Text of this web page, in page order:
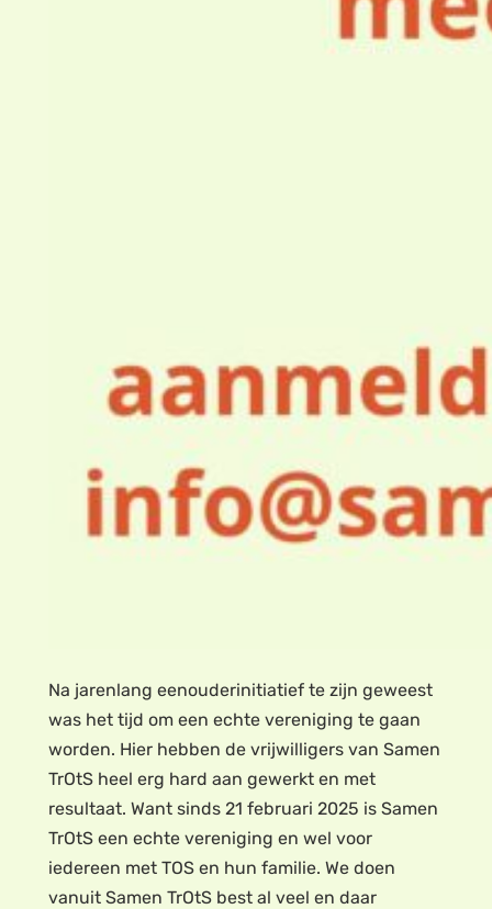
Na jarenlang eenouderinitiatief te zijn geweest
was het tijd om een echte vereniging te gaan
worden. Hier hebben de vrijwilligers van Samen
TrOtS heel erg hard aan gewerkt en met
resultaat. Want sinds 21 februari 2025 is Samen
TrOtS een echte vereniging en wel voor
iedereen met TOS en hun familie. We doen
vanuit Samen TrOtS best al veel en daar